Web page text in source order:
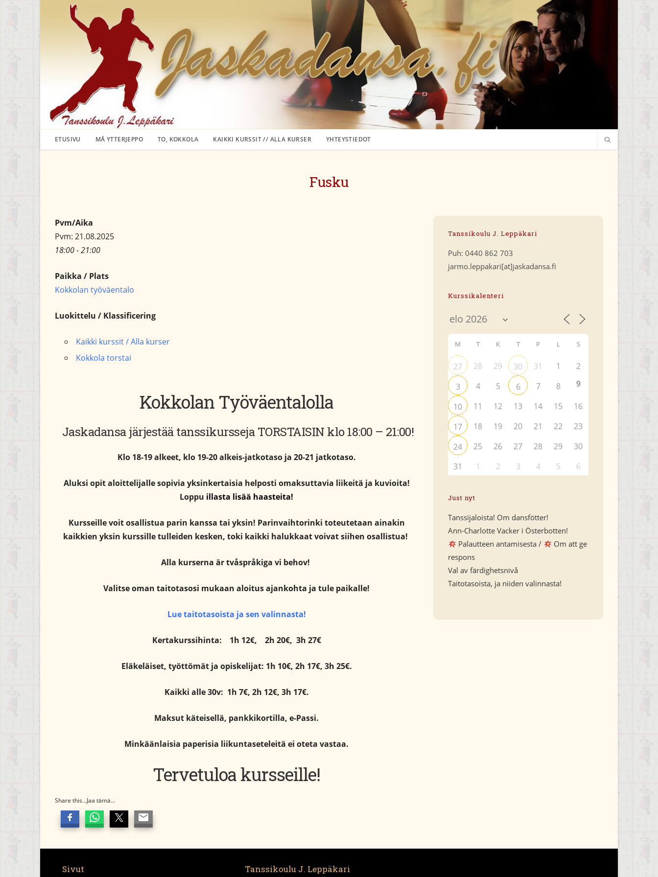
ETUSIVU MÅ YTTERJEPPO TO, KOKKOLA KAIKKI KURSSIT // ALLA KURSER YHTEYSTIEDOT
Fusku
Pvm/Aika
Pvm: 21.08.2025
18:00 - 21:00
Paikka / Plats
Kokkolan työväentalo
Luokittelu / Klassificering
Kaikki kurssit / Alla kurser
Kokkola torstai
Kokkolan Työväentalolla
Jaskadansa järjestää tanssikurssejaTORSTAISIN klo 18:00 – 21:00!
Klo 18-19 alkeet, klo 19-20 alkeis-jatkotaso ja 20-21 jatkotaso.
Aluksi opit aloittelijalle sopivia yksinkertaisia helposti omaksuttavia liikeitä ja kuvioita!
Loppu illasta lisää haasteita!
Kursseille voit osallistua parin kanssa tai yksin! Parinvaihtorinki toteutetaan ainakin
kaikkien yksin kurssille tulleiden kesken, toki kaikki halukkaat voivat siihen osallistua!
Alla kurserna är tvåspråkiga vi behov!
Valitse oman taitotasosi mukaan aloitus ajankohta ja tule paikalle!
Lue taitotasoista ja sen valinnasta!
Kertakurssihinta: 1h 12€, 2h 20€, 3h 27€
Eläkeläiset, työttömät ja opiskelijat: 1h 10€, 2h 17€, 3h 25€.
Kaikki alle 30v: 1h 7€, 2h 12€, 3h 17€.
Maksut käteisellä, pankkikortilla, e-Passi.
Minkäänlaisia paperisia liikuntaseteleitä ei oteta vastaa.
Tervetuloa kursseille!
Share this...Jaa tämä...
Tanssikoulu J. Leppäkari
Puh: 0440 862 703
jarmo.leppakari[at]jaskadansa.fi
Kurssikalenteri
M T K T P L S
27 28 29 30 31 1
2
3
4 5 6 7 8 9
10 11 12 13 14 15
16
17
18 19 20 21 22
23
24
25 26 27 28 29
30
31
1 2 3 4 5 6
Just nyt
Tanssijaloista! Om dansfötter!
Ann-Charlotte Vacker i Österbotten!
Palautteen antamisesta /
Om att ge
respons
Val av färdighetsnivå
Taitotasoista, ja niiden valinnasta!
Sivut Tanssikoulu J. Leppäkari